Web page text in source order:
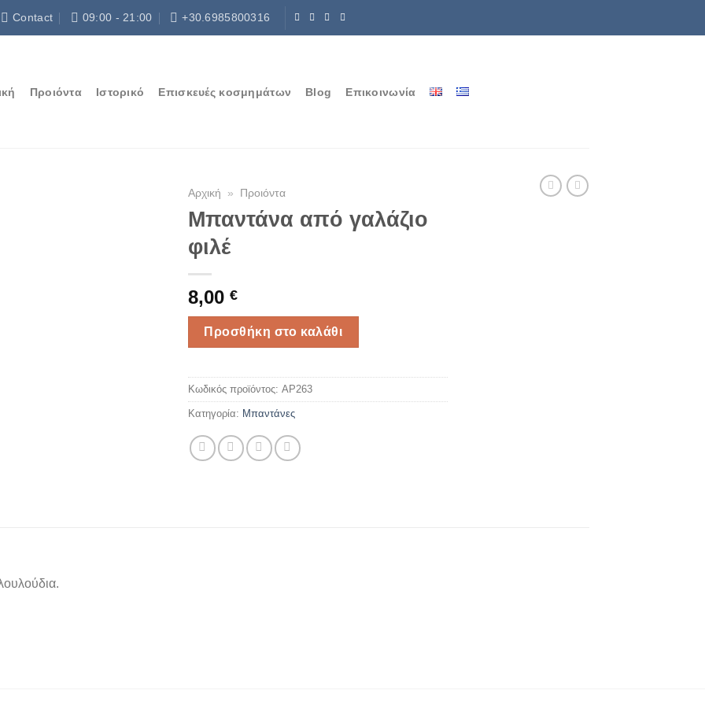
Contact 09:00 - 21:00 +30.6985800316
Προιόντα Ιστορικό Επισκευές κοσμημάτων Blog Επικοινωνία
Αρχική » Προιόντα
Μπαντάνα από γαλάζιο
φιλέ
8,00 €
Προσθήκη στο καλάθι
Κωδικός προϊόντος: AP263
Κατηγορία: Mπαντάνες